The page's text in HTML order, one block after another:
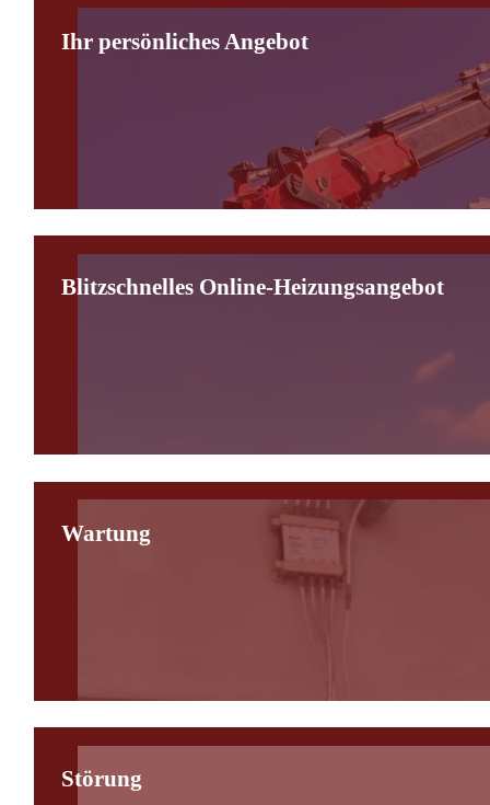
Ihr persönliches Angebot
Blitzschnelles Online-Heizungsangebot
Wartung
Störung